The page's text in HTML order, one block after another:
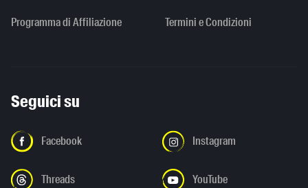
Programma di Affiliazione Termini e Condizioni
Seguici su
Facebook Instagram
Threads YouTube